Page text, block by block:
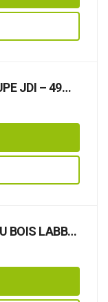
JDI – 49
des
BOIS LABBE
des
bardages